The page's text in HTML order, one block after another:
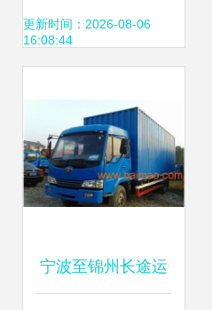
与大件运输解决方
更新时间：2026-08-06
16:08:44
宁波至锦州长途运